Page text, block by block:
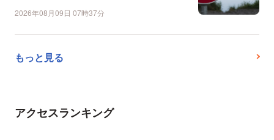
2026年08月09日 07時37分
もっと見る
アクセスランキング